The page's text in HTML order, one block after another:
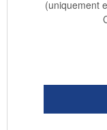
(uniquement